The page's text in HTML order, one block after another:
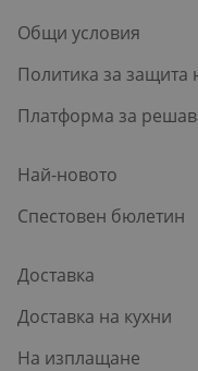
Общи условия
Политика за защита
Платформа за
Най-новото
Спестовен бюлетин
Доставка
Доставка на кухни
На изплащане